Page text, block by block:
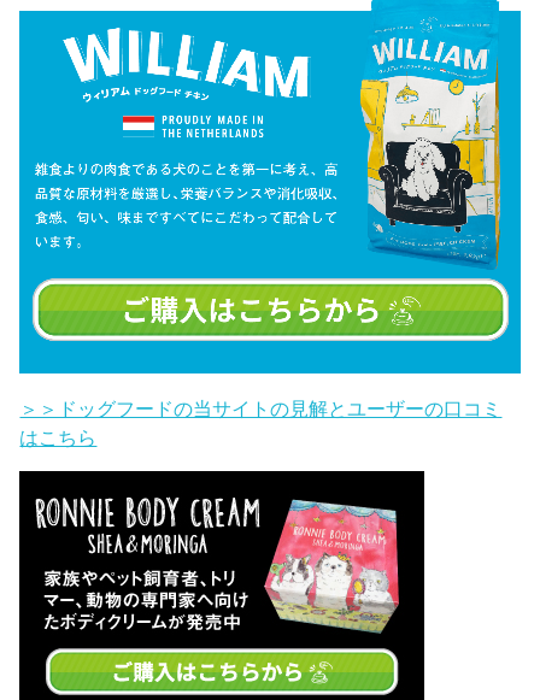
＞＞ドッグフードの当サイトの見解とユーザーの口コミ
はこちら